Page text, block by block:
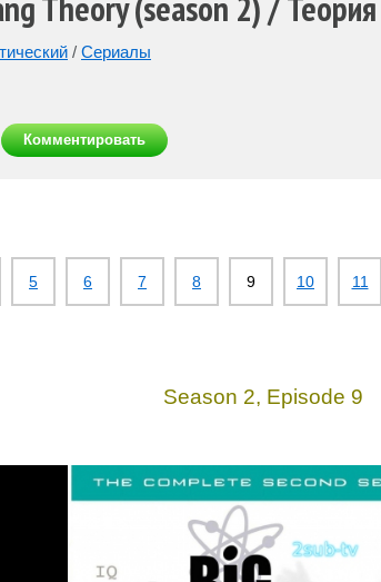
/ Сериалы
Комментировать
5 6 7 8 9 10 11
Season 2, Episode 9